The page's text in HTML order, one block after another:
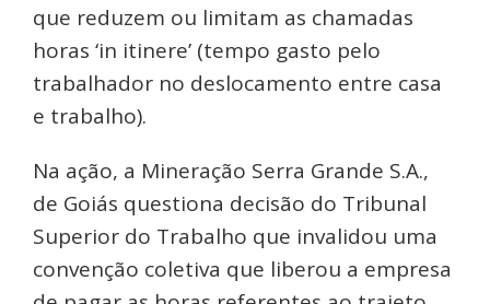
que reduzem ou limitam as chamadas
horas ‘in itinere’ (tempo gasto pelo
trabalhador no deslocamento entre casa
e trabalho).
Na ação, a Mineração Serra Grande S.A.,
de Goiás questiona decisão do Tribunal
Superior do Trabalho que invalidou uma
convenção coletiva que liberou a empresa